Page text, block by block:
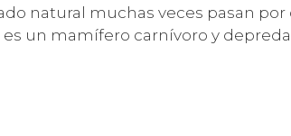
natural muchas veces pasan
un mamífero carnívoro y